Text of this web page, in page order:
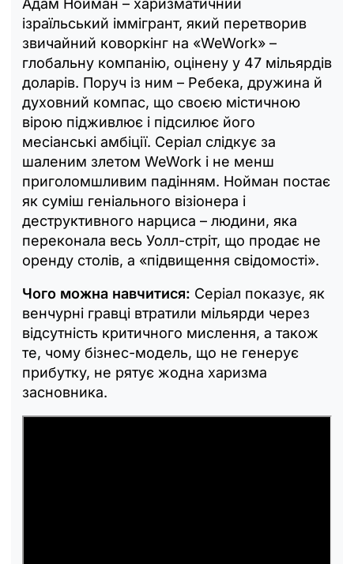
ізраїльський іммігрант, який перетворив
звичайний коворкінг на «WeWork» –
глобальну компанію, оцінену у 47 мільярдів
доларів. Поруч із ним – Ребека, дружина й
духовний компас, що своєю містичною
вірою підживлює і підсилює його
месіанські амбіції. Серіал слідкує за
шаленим злетом WeWork і не менш
приголомшливим падінням. Нойман постає
як суміш геніального візіонера і
деструктивного нарциса – людини, яка
переконала весь Уолл-стріт, що продає не
оренду столів, а «підвищення свідомості».
Чого можна навчитися: Серіал показує, як
венчурні гравці втратили мільярди через
відсутність критичного мислення, а також
те, чому бізнес-модель, що не генерує
прибутку, не рятує жодна харизма
засновника.